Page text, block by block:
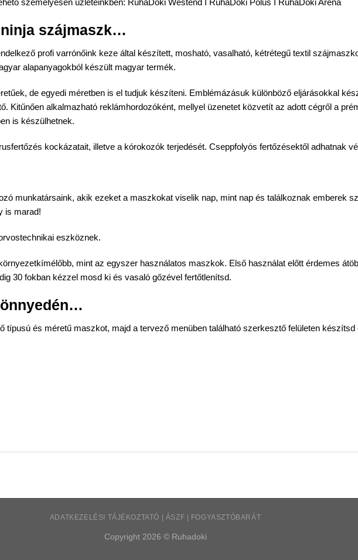
szájmaszk…
profi varrónőink keze által készített, mosható, vasalható, kétrétegű textil
alapanyagokból készült magyar termék.
de egyedi méretben is el tudjuk készíteni. Emblémázásuk különböző eljárásokkal
Kitűnően alkalmazható reklámhordozóként, mellyel üzenetet közvetít az adott cégről a
is készülhetnek.
kockázatait, illetve a kórokozók terjedését. Cseppfolyós fertőzésektől adhatnak
munkatársaink, akik ezeket a maszkokat viselik nap, mint nap és találkoznak emberek
is marad!
eszköznek.
mint az egyszer használatos maszkok. Első használat előtt érdemes
30 fokban kézzel mosd ki és vasaló gőzével fertőtlenítsd.
típusú és méretű maszkot, majd a tervező menüben található szerkesztő felületen készítsd
ADATKEZELÉSI TÁJÉKOZTATÓ | ÁSZF | FOGYASZTÓBARÁT
Copyright 2026 © Ruhadoki